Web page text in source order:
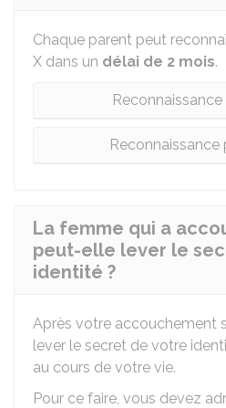
Chaque parent peut
X dans un délai de 2 mois.
Reconnaissance
La femme qui a
peut-elle lever le
identité ?
Après votre accouchement
lever le secret de votre
au cours de votre vie.
Pour ce faire, vous devez